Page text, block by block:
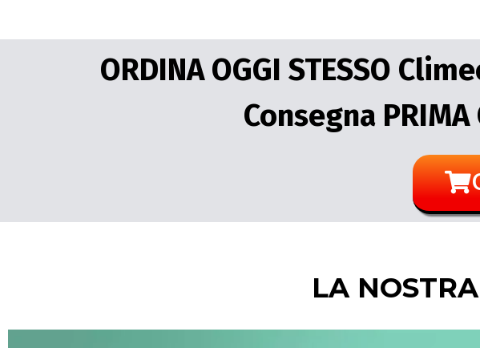
ORDINA OGGI STESSO
Consegna PRIMA
LA